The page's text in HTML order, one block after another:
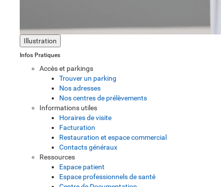
Illustration
Infos Pratiques
Accès et parkings
Trouver un parking
Nos adresses
Nos centres de prélèvements
Informations utiles
Horaires de visite
Facturation
Restauration et espace commercial
Contacts généraux
Ressources
Espace patient
Espace professionnels de santé